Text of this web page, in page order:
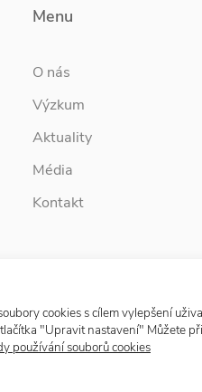
cookies s cílem vylepšení
"Upravit nastavení" Můžete
používání souborů cookies
Menu
O nás
Výzkum
Aktuality
Média
Kontakt